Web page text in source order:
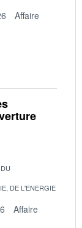
Affaire
DE L'ENERGIE
Affaire